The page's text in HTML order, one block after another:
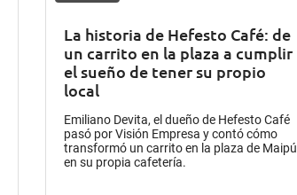
La historia de Hefesto Café: de
un carrito en la plaza a cumplir
el sueño de tener su propio
local
Emiliano Devita, el dueño de Hefesto Café
pasó por Visión Empresa y contó cómo
transformó un carrito en la plaza de Maipú
en su propia cafetería.